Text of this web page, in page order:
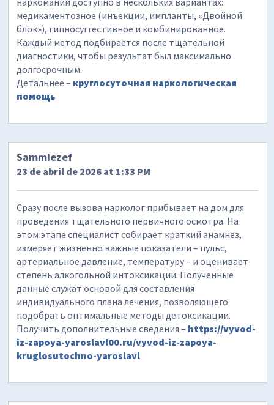
медикаментозное (инъекции, импланты, «Двойной
блок»), гипносуггестивное и комбинированное.
Каждый метод подбирается после тщательной
диагностики, чтобы результат был максимально
долгосрочным.
Детальнее – круглосуточная наркологическая
помощь
Sammiezef
23 de abril de 2026 at 1:33 PM
Сразу после вызова нарколог прибывает на дом для
проведения тщательного первичного осмотра. На
этом этапе специалист собирает краткий анамнез,
измеряет жизненно важные показатели – пульс,
артериальное давление, температуру – и оценивает
степень алкогольной интоксикации. Полученные
данные служат основой для составления
индивидуального плана лечения, позволяющего
подобрать оптимальные методы детоксикации.
Получить дополнительные сведения – https://vyvod-
iz-zapoya-yaroslavl00.ru/vyvod-iz-zapoya-
kruglosutochno-yaroslavl